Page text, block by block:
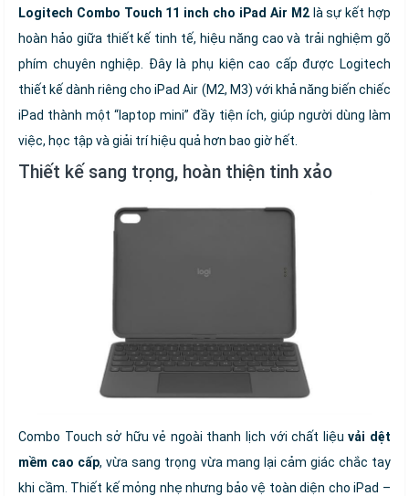
Logitech Combo Touch 11 inch cho iPad Air M2là sự kết hợp
hoàn hảo giữa thiết kế tinh tế, hiệu năng cao và trải nghiệm gõ
phím chuyên nghiệp. Đây là phụ kiện cao cấp được Logitech
thiết kế dành riêng cho iPad Air (M2, M3) với khả năng biến chiếc
iPad thành một “laptop mini” đầy tiện ích, giúp người dùng làm
việc, học tập và giải trí hiệu quả hơn bao giờ hết.
Thiết kế sang trọng, hoàn thiện tinh xảo
Combo Touch sở hữu vẻ ngoài thanh lịch với chất liệuvải dệt
mềm cao cấp, vừa sang trọng vừa mang lại cảm giác chắc tay
khi cầm. Thiết kế mỏng nhẹ nhưng bảo vệ toàn diện cho iPad –